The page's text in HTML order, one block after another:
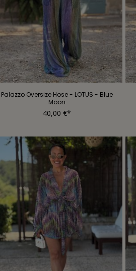
Palazzo Oversize Hose - LOTUS - Blue
Moon
40,00 €*